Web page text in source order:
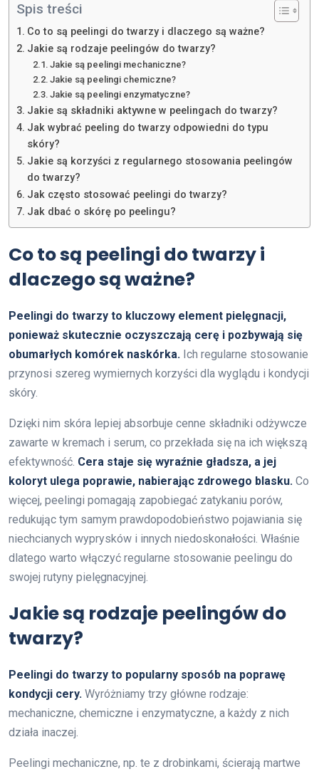
Spis treści
Co to są peelingi do twarzy i dlaczego są ważne?
Jakie są rodzaje peelingów do twarzy?
Jakie są peelingi mechaniczne?
Jakie są peelingi chemiczne?
Jakie są peelingi enzymatyczne?
Jakie są składniki aktywne w peelingach do twarzy?
Jak wybrać peeling do twarzy odpowiedni do typu
skóry?
Jakie są korzyści z regularnego stosowania peelingów
do twarzy?
Jak często stosować peelingi do twarzy?
Jak dbać o skórę po peelingu?
Co to są peelingi do twarzy i
dlaczego są ważne?
Peelingi do twarzy to kluczowy element pielęgnacji,
ponieważ skutecznie oczyszczają cerę i pozbywają się
obumarłych komórek naskórka. Ich regularne stosowanie
przynosi szereg wymiernych korzyści dla wyglądu i kondycji
skóry.
Dzięki nim skóra lepiej absorbuje cenne składniki odżywcze
zawarte w kremach i serum, co przekłada się na ich większą
efektywność. Cera staje się wyraźnie gładsza, a jej
koloryt ulega poprawie, nabierając zdrowego blasku. Co
więcej, peelingi pomagają zapobiegać zatykaniu porów,
redukując tym samym prawdopodobieństwo pojawiania się
niechcianych wyprysków i innych niedoskonałości. Właśnie
dlatego warto włączyć regularne stosowanie peelingu do
swojej rutyny pielęgnacyjnej.
Jakie są rodzaje peelingów do
twarzy?
Peelingi do twarzy to popularny sposób na poprawę
kondycji cery. Wyróżniamy trzy główne rodzaje:
mechaniczne, chemiczne i enzymatyczne, a każdy z nich
działa inaczej.
Peelingi mechaniczne, np. te z drobinkami, ścierają martwe